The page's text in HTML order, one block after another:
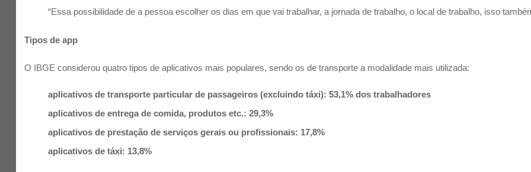
“Essa possibilidade de a pessoa escolher os dias em que vai trabalhar, a jornada de trabalho, o local de trabalho, isso
Tipos de app
O IBGE considerou quatro tipos de aplicativos mais populares, sendo os de transporte a modalidade mais utilizada:
aplicativos de transporte particular de passageiros (excluindo táxi): 53,1% dos trabalhadores
aplicativos de entrega de comida, produtos etc.: 29,3%
aplicativos de prestação de serviços gerais ou profissionais: 17,8%
aplicativos de táxi: 13,8%